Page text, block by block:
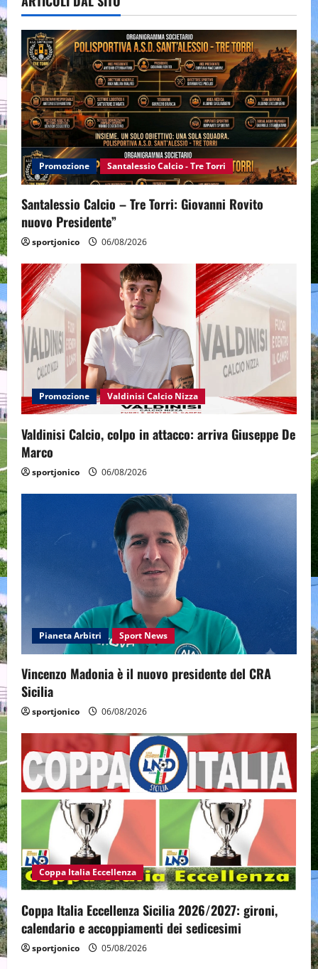
Promozione Santalessio Calcio - Tre Torri
Santalessio Calcio – Tre Torri: Giovanni Rovito
nuovo Presidente”
sportjonico 06/08/2026
Promozione Valdinisi Calcio Nizza
Valdinisi Calcio, colpo in attacco: arriva Giuseppe De
Marco
sportjonico 06/08/2026
Pianeta Arbitri Sport News
Vincenzo Madonia è il nuovo presidente del CRA
Sicilia
sportjonico 06/08/2026
Coppa Italia Eccellenza
Coppa Italia Eccellenza Sicilia 2026/2027: gironi,
calendario e accoppiamenti dei sedicesimi
sportjonico 05/08/2026